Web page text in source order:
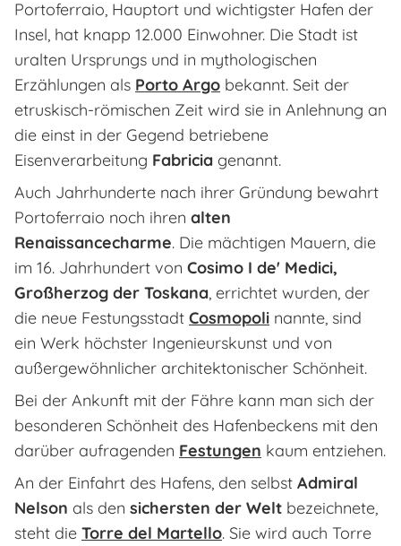
Portoferraio, Hauptort und wichtigster Hafen der
Insel, hat knapp 12.000 Einwohner. Die Stadt ist
uralten Ursprungs und in mythologischen
Erzählungen als Porto Argo bekannt. Seit der
etruskisch-römischen Zeit wird sie in Anlehnung an
die einst in der Gegend betriebene
Eisenverarbeitung Fabricia genannt.
Auch Jahrhunderte nach ihrer Gründung bewahrt
Portoferraio noch ihren alten
Renaissancecharme. Die mächtigen Mauern, die
im 16. Jahrhundert von Cosimo I de' Medici,
Großherzog der Toskana , errichtet wurden, der
die neue Festungsstadt Cosmopoli nannte, sind
ein Werk höchster Ingenieurskunst und von
außergewöhnlicher architektonischer Schönheit.
Bei der Ankunft mit der Fähre kann man sich der
besonderen Schönheit des Hafenbeckens mit den
darüber aufragenden Festungen kaum entziehen.
An der Einfahrt des Hafens, den selbst Admiral
Nelson als den sichersten der Welt bezeichnete,
steht die Torre del Martello. Sie wird auch Torre